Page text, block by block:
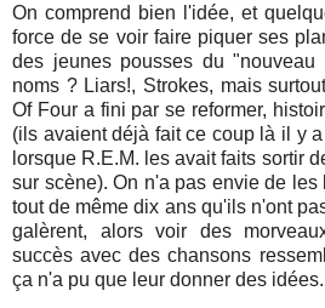
On comprend bien l'idée, et
force de se voir faire piquer ses
des jeunes pousses du
noms ? Liars!, Strokes, mais
Of Four a fini par se reformer,
(ils avaient déjà fait ce coup là il y
lorsque R.E.M. les avait faits sortir
sur scène). On n'a pas envie de les
tout de même dix ans qu'ils n'ont
galèrent, alors voir des
succès avec des chansons
ça n'a pu que leur donner des